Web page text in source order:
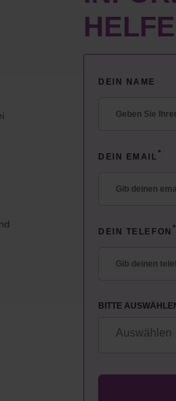
DEIN NAME
DEIN EMAIL *
DEIN TELEFON *
BITTE